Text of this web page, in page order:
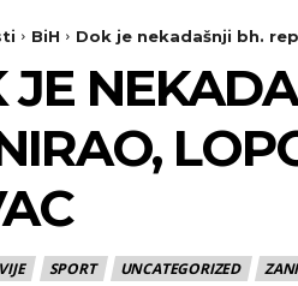
BiH Dok je nekadašnji bh.
JE
SPORT UNCATEGORIZED